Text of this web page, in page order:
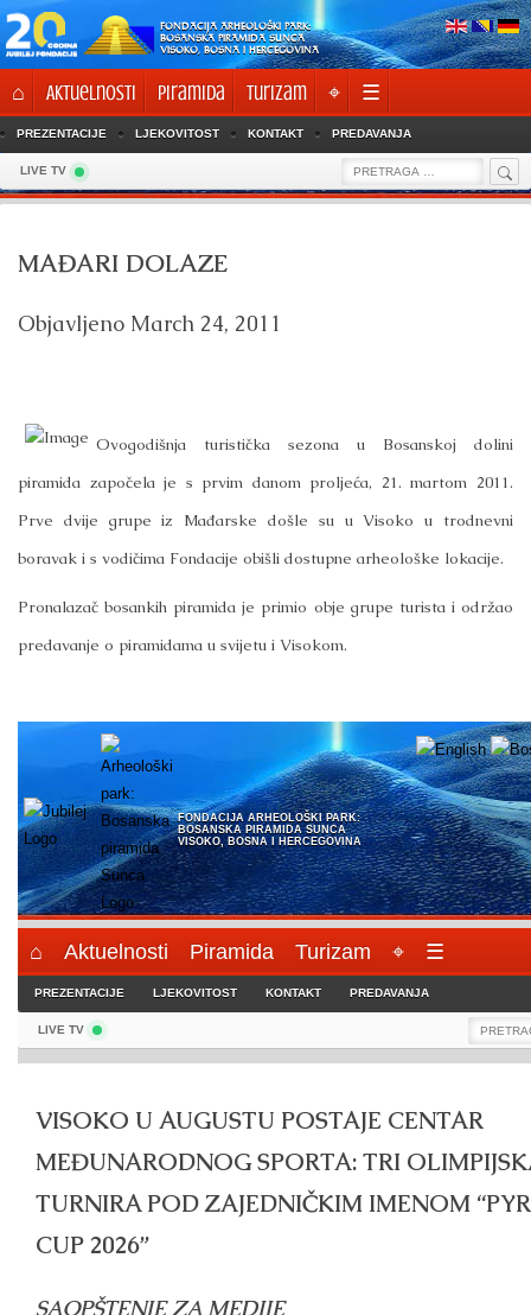
Skip
to
content
FONDACIJA ARHEOLOŠKI PARK:
BOSANSKA PIRAMIDA SUNCA
VISOKO, BOSNA I HERCEGOVINA
⌂ Aktuelnosti Piramida Turizam ⌖ ☰
PREZENTACIJE LJEKOVITOST KONTAKT PREDAVANJA
LIVE TV
Search
for:
MAĐARI DOLAZE
Objavljeno March 24, 2011
Ovogodišnja turistička sezona u Bosanskoj dolini
piramida započela je s prvim danom proljeća, 21. martom 2011.
Prve dvije grupe iz Mađarske došle su u Visoko u trodnevni
boravak i s vodičima Fondacije obišli dostupne arheološke lokacije.
Pronalazač bosankih piramida je primio obje grupe turista i održao
predavanje o piramidama u svijetu i Visokom.